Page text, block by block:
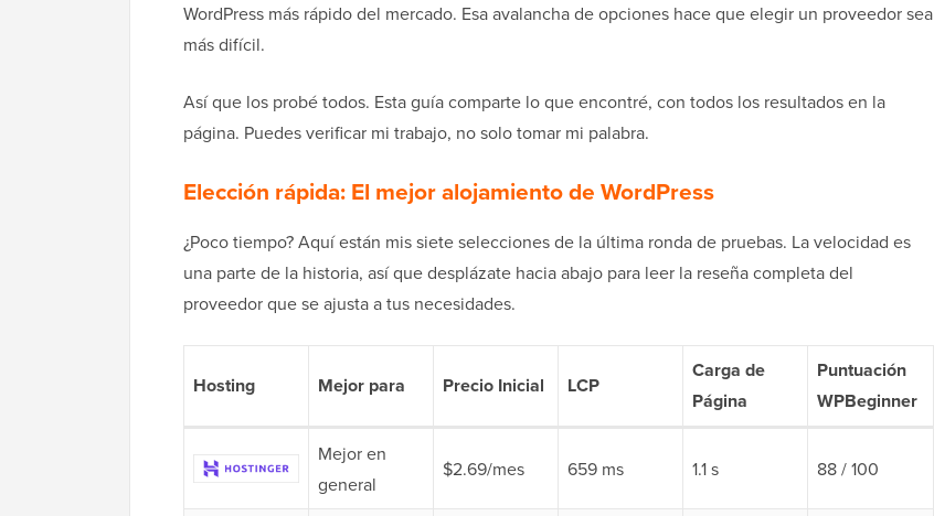
WordPress más rápido del mercado. Esa avalancha de opciones hace que elegir un proveedor sea
más difícil.
Así que los probé todos. Esta guía comparte lo que encontré, con todos los resultados en la
página. Puedes verificar mi trabajo, no solo tomar mi palabra.
Elección rápida: El mejor alojamiento de WordPress
¿Poco tiempo? Aquí están mis siete selecciones de la última ronda de pruebas. La velocidad es
una parte de la historia, así que desplázate hacia abajo para leer la reseña completa del
proveedor que se ajusta a tus necesidades.
Hosting Mejor para Precio Inicial LCP
Carga de
Página
Puntuación
WPBeginner
Mejor en
general
$2.69/mes 659 ms 1.1 s 88 / 100